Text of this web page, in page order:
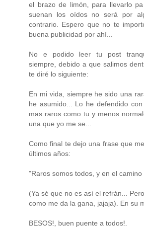
el brazo de limón, para llevarlo
suenan los oídos no será por
contrario. Espero que no te
buena publicidad por ahí...
No e podido leer tu post
siempre, debido a que salimos
te diré lo siguiente:
En mi vida, siempre he sido una
he asumido... Lo he defendido
mas raros como tu y menos
una que yo me se...
Como final te dejo una frase que
últimos años:
"Raros somos todos, y en el camino
(Ya sé que no es así el refrán...
como me da la gana, jajaja). En su
BESOS!, buen puente a todos!.